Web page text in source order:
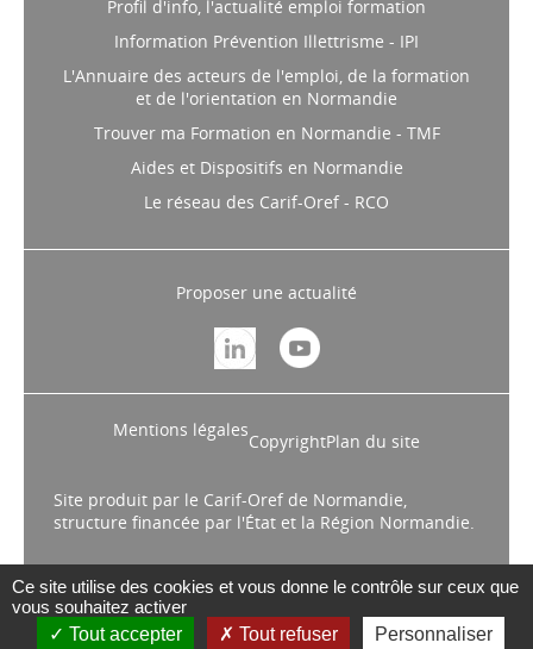
Information Prévention Illettrisme - IPI
et de l'orientation en Normandie
Le réseau des Carif-Oref - RCO
structure financée par l'État et la Région Normandie.
Ce site utilise des cookies et vous donne le contrôle sur ceux que
vous souhaitez activer
Tout accepter
Tout refuser Personnaliser